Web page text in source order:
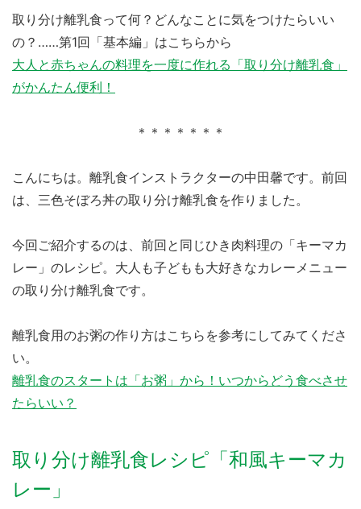
取り分け離乳食って何？どんなことに気をつけたらいい
の？……第1回「基本編」はこちらから
大人と赤ちゃんの料理を一度に作れる「取り分け離乳食」
がかんたん便利！
＊＊＊＊＊＊＊
こんにちは。離乳食インストラクターの中田馨です。前回
は、三色そぼろ丼の取り分け離乳食を作りました。
今回ご紹介するのは、前回と同じひき肉料理の「キーマカ
レー」のレシピ。大人も子どもも大好きなカレーメニュー
の取り分け離乳食です。
離乳食用のお粥の作り方はこちらを参考にしてみてくださ
い。
離乳食のスタートは「お粥」から！いつからどう食べさせ
たらいい？
取り分け離乳食レシピ「和風キーマカ
レー」